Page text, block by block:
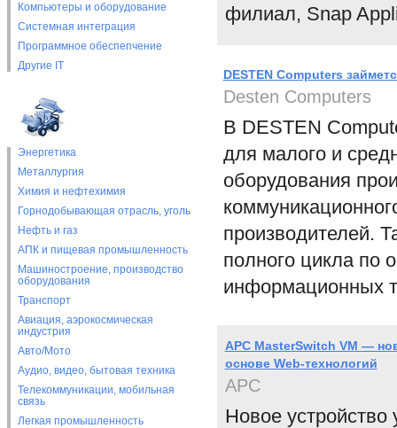
Компьютеры и оборудование
Системная интеграция
Программное обеспепчение
Другие IT
Энергетика
Металлургия
Химия и нефтехимия
Горнодобывающая отрасль, уголь
Нефть и газ
АПК и пищевая промышленность
Машиностроение, производство
оборудования
Транспорт
Авиация, аэрокосмическая
индустрия
Авто/Мото
Аудио, видео, бытовая техника
Телекоммуникации, мобильная
связь
Легкая промышленность
филиал, Snap
DESTEN Computers
Desten Computers
В DESTEN
для малого и
оборудования
производителей.
полного цикла по
информационных
APC MasterSwitch VM —
основе Web-технологий
APC
Новое